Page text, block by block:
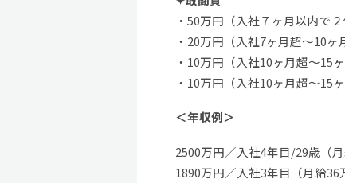
・50万円（入社７ヶ月以内で
・20万円（入社7ヶ月超～10ヶ
・10万円（入社10ヶ月超～15
・10万円（入社10ヶ月超～15
＜年収例＞
2500万円／入社4年目/29歳（月
1890万円／入社3年目（月給36